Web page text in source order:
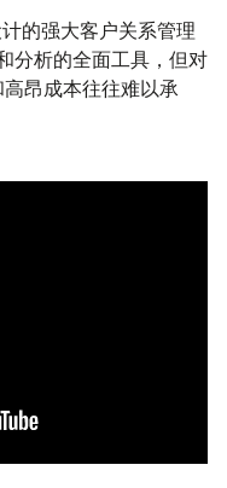
的强大客户关系管理
分析的全面工具，但对
昂成本往往难以承